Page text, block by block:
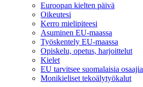
Euroopan kielten päivä
Oikeutesi
Kerro mielipiteesi
Asuminen EU-maassa
Työskentely EU-maassa
Opiskelu, opetus, harjoittelut
Kielet
EU tarvitsee suomalaisia osaajia
Monikieliset tekoälytyökalut